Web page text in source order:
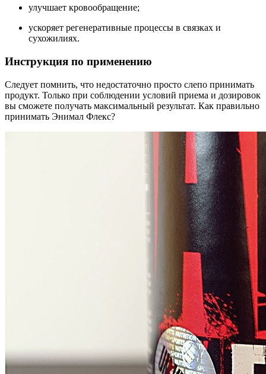
улучшает кровообращение;
ускоряет регенеративные процессы в связках и
сухожилиях.
Инструкция по применению
Следует помнить, что недостаточно просто слепо принимать
продукт. Только при соблюдении условий приема и дозировок
вы сможете получать максимальный результат. Как правильно
принимать Энимал Флекс?